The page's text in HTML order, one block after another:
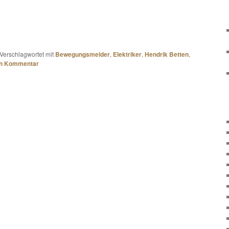
Verschlagwortet mit Bewegungsmelder, Elektriker, Hendrik Betten,
Kommentar